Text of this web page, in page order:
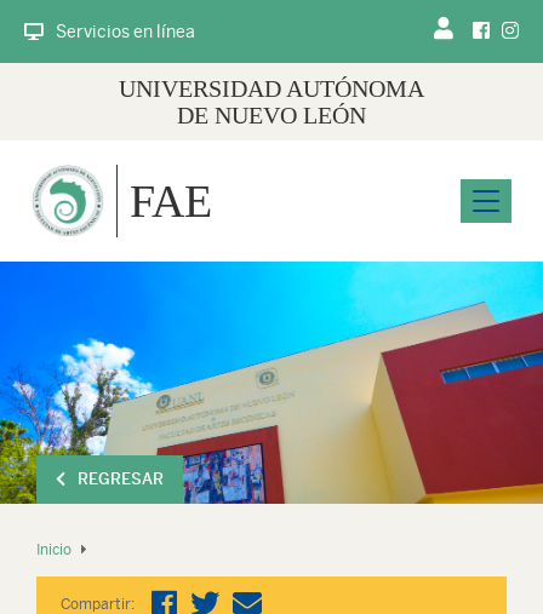
Servicios en línea
UNIVERSIDAD AUTÓNOMA
DE NUEVO LEÓN
Menu
FAE
REGRESAR
Inicio
Compartir: